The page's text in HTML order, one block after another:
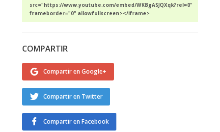
src="https://www.youtube.com/embed/WKBgASJQXqk?rel=0"
frameborder="0" allowfullscreen></iframe>
COMPARTIR
Compartir en Google+
Compartir en Twitter
Compartir en Facebook